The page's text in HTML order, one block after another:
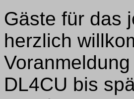
Gäste für das
herzlich
DL4CU bis